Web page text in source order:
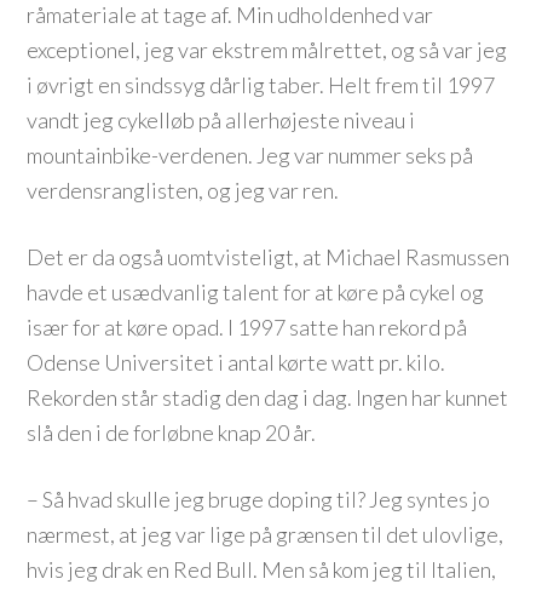
råmateriale at tage af. Min udholdenhed var
exceptionel, jeg var ekstrem målrettet, og så var jeg
i øvrigt en sindssyg dårlig taber. Helt frem til 1997
vandt jeg cykelløb på allerhøjeste niveau i
mountainbike-verdenen. Jeg var nummer seks på
verdensranglisten, og jeg var ren.
Det er da også uomtvisteligt, at Michael Rasmussen
havde et usædvanlig talent for at køre på cykel og
især for at køre opad. I 1997 satte han rekord på
Odense Universitet i antal kørte watt pr. kilo.
Rekorden står stadig den dag i dag. Ingen har kunnet
slå den i de forløbne knap 20 år.
– Så hvad skulle jeg bruge doping til? Jeg syntes jo
nærmest, at jeg var lige på grænsen til det ulovlige,
hvis jeg drak en Red Bull. Men så kom jeg til Italien,